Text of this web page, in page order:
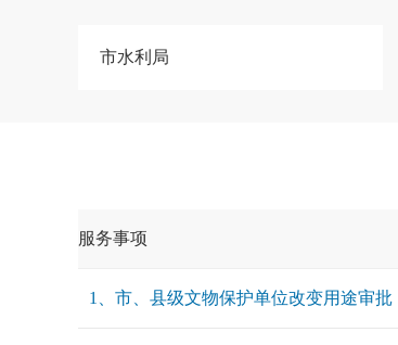
市水利局